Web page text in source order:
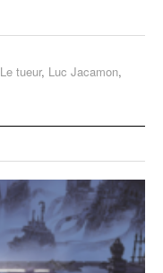
Le tueur, Luc Jacamon,